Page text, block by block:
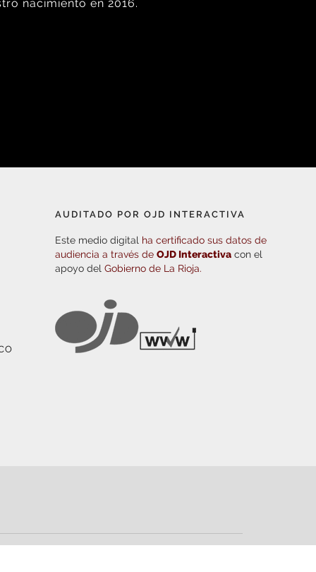
nacimiento en 2016.
AUDITADO POR OJD INTERACTIVA
Este medio digital ha certificado sus datos de
audiencia a través deOJD Interactiva con el
apoyo delGobierno de La Rioja.